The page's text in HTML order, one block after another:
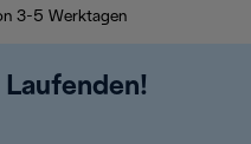
3-5 Werktagen